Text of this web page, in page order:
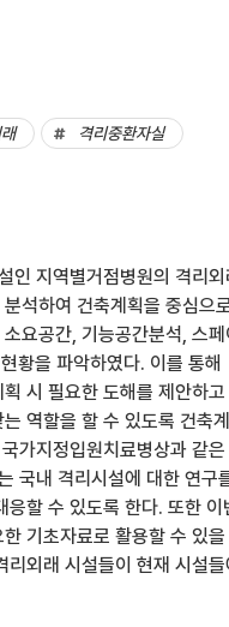
격리중환자실
인 지역별거점병원의 격리외
석하여 건축계획을 중심으
요공간, 기능공간분석, 스페
황을 파악하였다. 이를 통해
시 필요한 도해를 제안하고
역할을 할 수 있도록 건축
가지정입원치료병상과 같은
국내 격리시설에 대한 연구
할 수 있도록 한다. 또한 이
기초자료로 활용할 수 있을
외래 시설들이 현재 시설들